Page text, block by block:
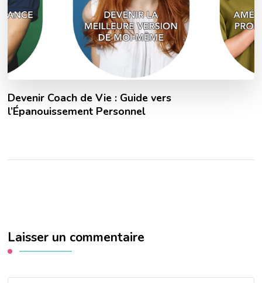
Devenir Coach de Vie : Guide vers
l’Épanouissement Personnel
Laisser un commentaire